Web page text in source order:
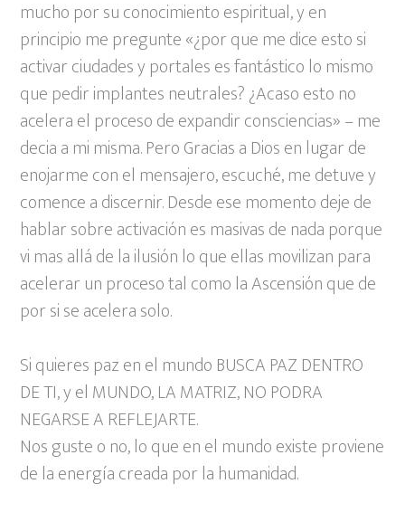
mucho por su conocimiento espiritual, y en
principio me pregunte «¿por que me dice esto si
activar ciudades y portales es fantástico lo mismo
que pedir implantes neutrales? ¿Acaso esto no
acelera el proceso de expandir consciencias» – me
decia a mi misma. Pero Gracias a Dios en lugar de
enojarme con el mensajero, escuché, me detuve y
comence a discernir. Desde ese momento deje de
hablar sobre activación es masivas de nada porque
vi mas allá de la ilusión lo que ellas movilizan para
acelerar un proceso tal como la Ascensión que de
por si se acelera solo.
Si quieres paz en el mundo BUSCA PAZ DENTRO
DE TI, y el MUNDO, LA MATRIZ, NO PODRA
NEGARSE A REFLEJARTE.
Nos guste o no, lo que en el mundo existe proviene
de la energía creada por la humanidad.